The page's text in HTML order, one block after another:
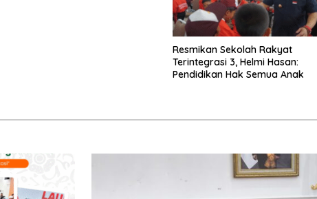
Resmikan Sekolah Rakyat
Terintegrasi 3, Helmi Hasan:
Pendidikan Hak Semua Anak